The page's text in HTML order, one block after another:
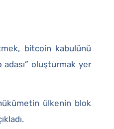
bitcoin kabulünü
oluşturmak yer
ülkenin blok